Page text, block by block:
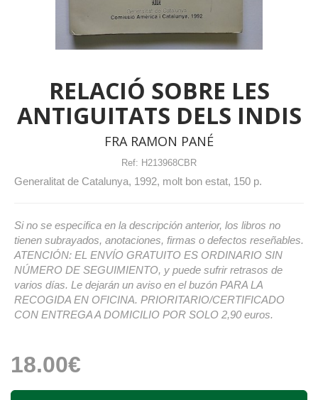
RELACIÓ SOBRE LES
ANTIGUITATS DELS INDIS
FRA RAMON PANÉ
Ref: H213968CBR
Generalitat de Catalunya, 1992, molt bon estat, 150 p.
Si no se especifica en la descripción anterior, los libros no
tienen subrayados, anotaciones, firmas o defectos reseñables.
ATENCIÓN: EL ENVÍO GRATUITO ES ORDINARIO SIN
NÚMERO DE SEGUIMIENTO, y puede sufrir retrasos de
varios días. Le dejarán un aviso en el buzón PARA LA
RECOGIDA EN OFICINA. PRIORITARIO/CERTIFICADO
CON ENTREGA A DOMICILIO POR SOLO 2,90 euros.
18.00€